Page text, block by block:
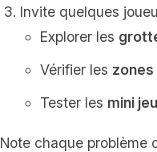
Invite quelques
Explorer les
Vérifier les
Tester les mini
Note chaque problème